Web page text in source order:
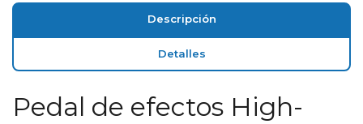
Descripción
Detalles
Pedal de efectos High-